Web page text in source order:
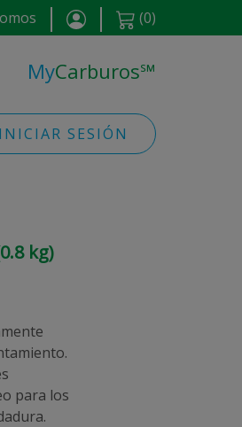
(0)
MyCarburos℠
INICIAR SESIÓN
kg)
para los